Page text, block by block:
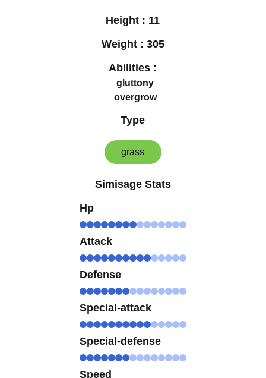
Height : 11
Weight : 305
Abilities :
gluttony
overgrow
Type
grass
Simisage Stats
Hp
Attack
Defense
Special-attack
Special-defense
Speed